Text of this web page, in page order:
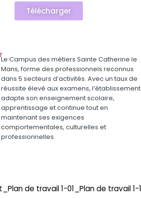
Télécharger
Le Campus des métiers Sainte Catherine le
Mans, forme des professionnels reconnus
dans 5 secteurs d’activités. Avec un taux de
réussite élevé aux examens, l’établissement
adapte son enseignement scolaire,
apprentissage et continue tout en
maintenant ses exigences
comportementales, culturelles et
professionnelles.